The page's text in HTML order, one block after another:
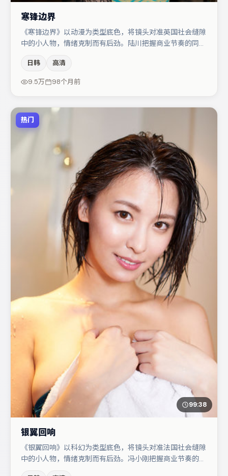
寒锋边界
《寒锋边界》以动漫为类型底色，将镜头对准英国社会缝隙
中的小人物，情绪克制而有后劲。陆川把握商业节奏的同时
括桂纶镁、肖央、刘亦菲等，角色动机前后呼应，适合喜欢
抠台词与伏笔的观众。节奏紧凑、反转有度，值得列入片
日韩 高清
9.5万 98个月前
热门
99:38
银翼回响
《银翼回响》以科幻为类型底色，将镜头对准法国社会缝隙
中的小人物，情绪克制而有后劲。冯小刚把握商业节奏的同